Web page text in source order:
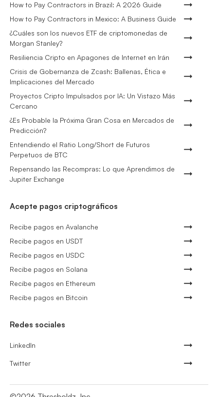
How to Pay Contractors in Brazil: A 2026 Guide
How to Pay Contractors in Mexico: A Business Guide
¿Cuáles son los nuevos ETF de criptomonedas de
Morgan Stanley?
Resiliencia Cripto en Apagones de Internet en Irán
Crisis de Gobernanza de Zcash: Ballenas, Ética e
Implicaciones del Mercado
Proyectos Cripto Impulsados por IA: Un Vistazo Más
Cercano
¿Es Probable la Próxima Gran Cosa en Mercados de
Predicción?
Entendiendo el Ratio Long/Short de Futuros
Perpetuos de BTC
Repensando las Recompras: Lo que Aprendimos de
Jupiter Exchange
Acepte pagos criptográficos
Recibe pagos en Avalanche
Recibe pagos en USDT
Recibe pagos en USDC
Recibe pagos en Solana
Recibe pagos en Ethereum
Recibe pagos en Bitcoin
Redes sociales
LinkedIn
Twitter